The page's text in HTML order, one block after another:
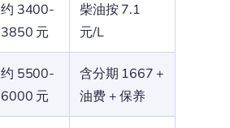
约 3400-
3850 元
柴油按 7.1
元/L
约 5500-
6000 元
含分期 1667 +
油费 + 保养